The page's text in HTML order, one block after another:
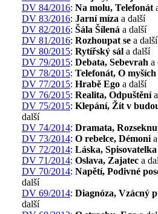
DV 84/2016: Na molu, Telefonát
DV 83/2016: Jarní míza a další
DV 82/2016: Šála Šílená a další
DV 81/2016: Rozhoupat se a další
DV 80/2015: Rytířský sál a další
DV 79/2015: Debata, Sebevrah a
DV 78/2015: Telefonát, O myších
DV 77/2015: Hrabě Ego a další
DV 76/2015: Realita, Odpuštění
DV 75/2015: Klepání, Žít v
další
DV 74/2014: Dramata,
DV 73/2014: O rebelce, Démoni
DV 72/2014: Láska, Spisovatelka
DV 71/2014: Oslava, Zajatec a
DV 70/2014: Napětí, Podivné
další
DV 69/2014: Diagnóza, Vzácný
další